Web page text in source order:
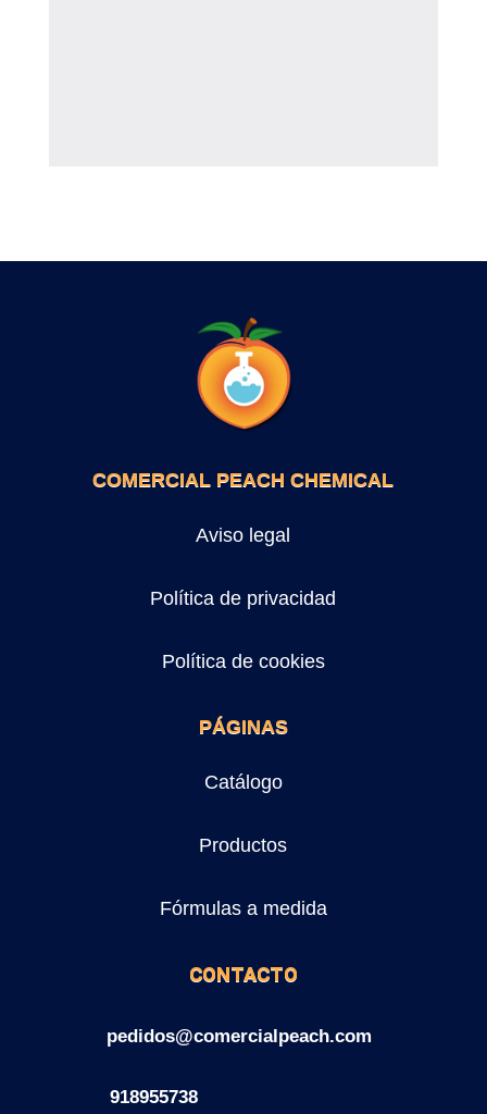
COMERCIAL PEACH CHEMICAL
Aviso legal
Política de privacidad
Política de cookies
PÁGINAS
Catálogo
Productos
Fórmulas a medida
CONTACTO
pedidos@comercialpeach.com
918955738